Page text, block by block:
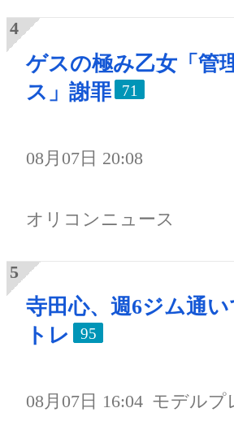
ゲスの極み乙女「管
ス」謝罪
71
08月07日 20:08
オリコンニュース
寺田心、週6ジム通
トレ
95
08月07日 16:04 モデルプ